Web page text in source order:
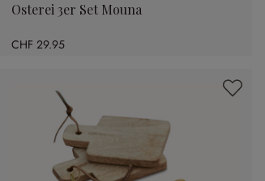
Osterei 3er Set Mouna
CHF 29.95